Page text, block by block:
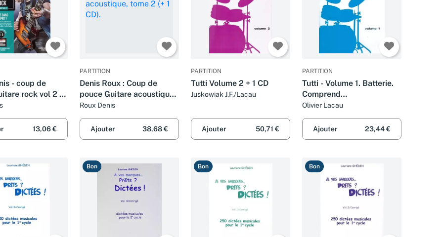
- coup de
rock vol 2 +
électrique)
13,06 €
PARTITION
Denis Roux : Coup de
pouce Guitare acoustique,
tome 2 (+ 1 CD).
Roux Denis
Ajouter 38,68 €
PARTITION
Tutti Volume 2 + 1 CD
Juskowiak J.F./Lacau
Ajouter 50,71 €
PARTITION
Tutti - Volume 1. Batterie.
Comprend
Enregistrement(s) en ligne
Olivier Lacau
Ajouter 23,44 €
Bon Bon Bon